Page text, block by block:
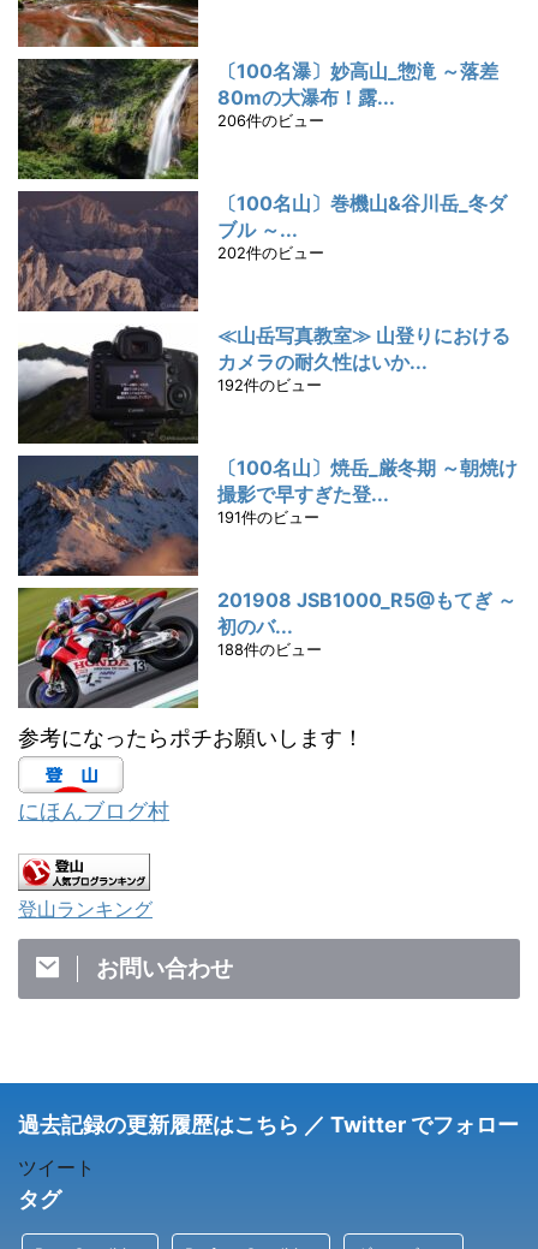
〔100名瀑〕妙高山_惣滝 ～落差
80mの大瀑布！露...
206件のビュー
〔100名山〕巻機山&谷川岳_冬ダ
ブル ～...
202件のビュー
≪山岳写真教室≫ 山登りにおける
カメラの耐久性はいか...
192件のビュー
〔100名山〕焼岳_厳冬期 ～朝焼け
撮影で早すぎた登...
191件のビュー
201908 JSB1000_R5@もてぎ ～
初のバ...
188件のビュー
参考になったらポチお願いします！
にほんブログ村
登山ランキング
お問い合わせ
過去記録の更新履歴はこちら ／ Twitter でフォロー
ツイート
タグ